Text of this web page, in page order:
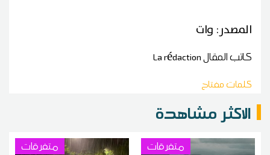
المصدر: وات
كاتب المقالLa rédaction
كلمات مفتاح
الاكثر مشاهدة
متفرقات متفرقات